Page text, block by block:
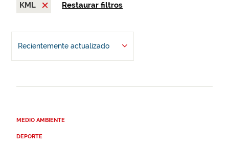
KML
Restaurar filtros
Recientemente actualizado
MEDIO AMBIENTE
DEPORTE